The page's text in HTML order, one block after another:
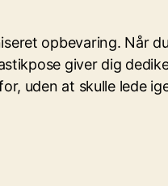
opbevaring. Når
giver dig
uden at skulle lede